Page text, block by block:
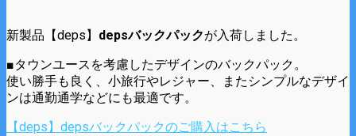
新製品【deps】 depsバックパックが入荷しました。
■タウンユースを考慮したデザインのバックパック。
使い勝手も良く、小旅行やレジャー、またシンプルなデザイ
ンは通勤通学などにも最適です。
【deps】depsバックパックのご購入はこちら